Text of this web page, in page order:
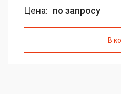
Цена: по запросу
В